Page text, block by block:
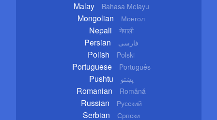
Malay Bahasa Melayu
Mongolian Монгол
Nepali नेपाली
Persian فارسی
Polish Polski
Portuguese Português
Pushtu پښتو
Romanian Română
Russian Русский
Serbian Српски